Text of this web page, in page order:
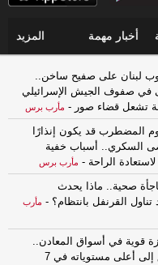
أخبار مهمة المزيد
لبنان على صفيح ساخن..
في صفوف الجيش الإسرائيلي
تشعل قضاء صور - مأرب برس
المضطرب قد يكون إنذارًا
السكري.. أسباب خفية
الراحة - مأرب برس
صحية.. ماذا يحدث
القرنفل بانتظام؟ - مأرب
قوية في أسواق المعادن..
الذهب يحلّق إلى أعلى مستوياته في 7